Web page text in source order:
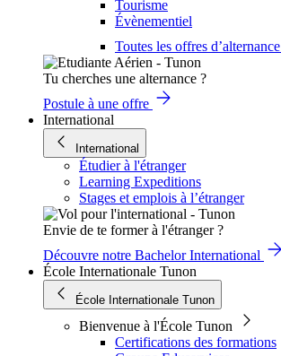
Tourisme
Évènementiel
Toutes les offres d’alternance
Tu cherches une alternance ?
Postule à une offre
International
International
Étudier à l'étranger
Learning Expeditions
Stages et emplois à l’étranger
Envie de te former à l'étranger ?
Découvre notre Bachelor International
École Internationale Tunon
École Internationale Tunon
Bienvenue à l'École Tunon
Certifications des formations